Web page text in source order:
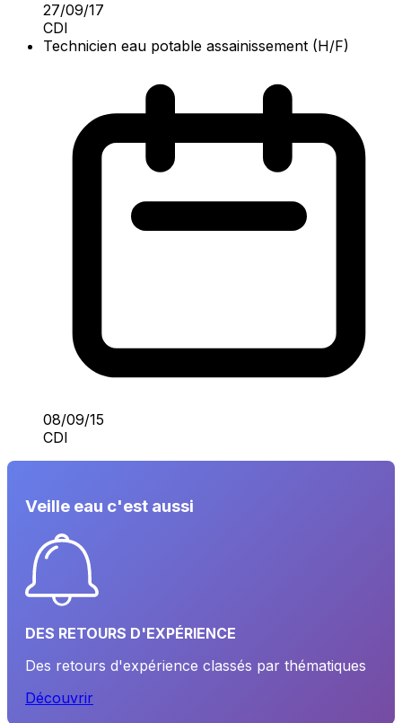
27/09/17
CDI
Technicien eau potable assainissement (H/F)
08/09/15
CDI
Veille eau c'est aussi
DES RETOURS D'EXPÉRIENCE
Des retours d'expérience classés par thématiques
Découvrir